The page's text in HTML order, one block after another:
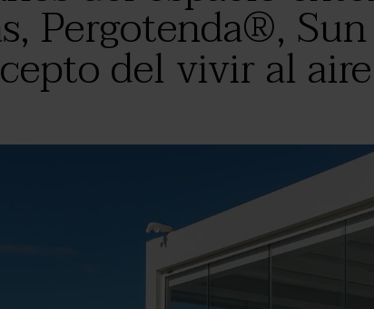
Pergotenda®,
del vivir al